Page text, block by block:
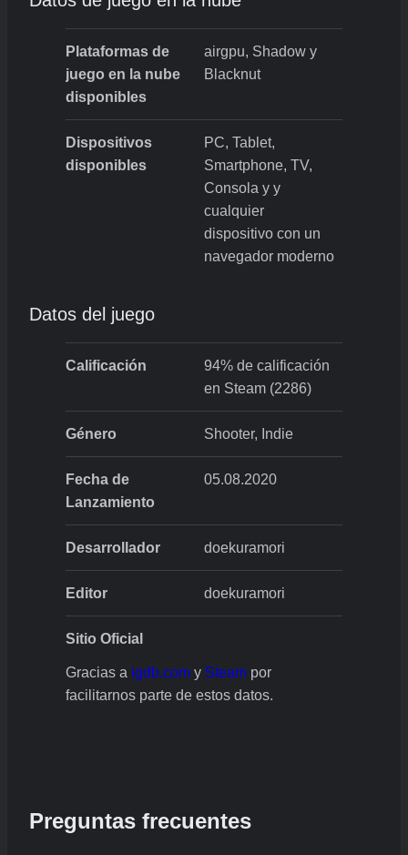
Plataformas de
juego en la nube
disponibles
airgpu, Shadow y
Blacknut
Dispositivos
disponibles
PC, Tablet,
Smartphone, TV,
Consola y y
cualquier
dispositivo con un
navegador moderno
Datos del juego
Calificación
94% de calificación
en Steam (2286)
Género Shooter, Indie
Fecha de
Lanzamiento
05.08.2020
Desarrollador doekuramori
Editor doekuramori
Sitio Oficial
Gracias a igdb.com y Steam por
facilitarnos parte de estos datos.
Preguntas frecuentes